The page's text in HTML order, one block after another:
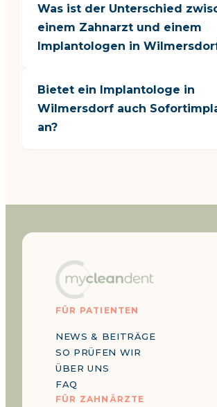
Was ist der Unterschied
einem Zahnarzt und einem
Implantologen in
Bietet ein Implantologe in
Wilmersdorf auch
an?
FÜR PATIENTEN
NEWS & BEITRÄGE
SO PRÜFEN WIR
ÜBER UNS
FAQ
FÜR ZAHNÄRZTE